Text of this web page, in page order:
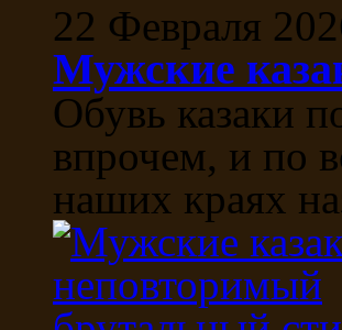
22 Февраля
Мужские
Обувь казаки
впрочем, и по
наших краях